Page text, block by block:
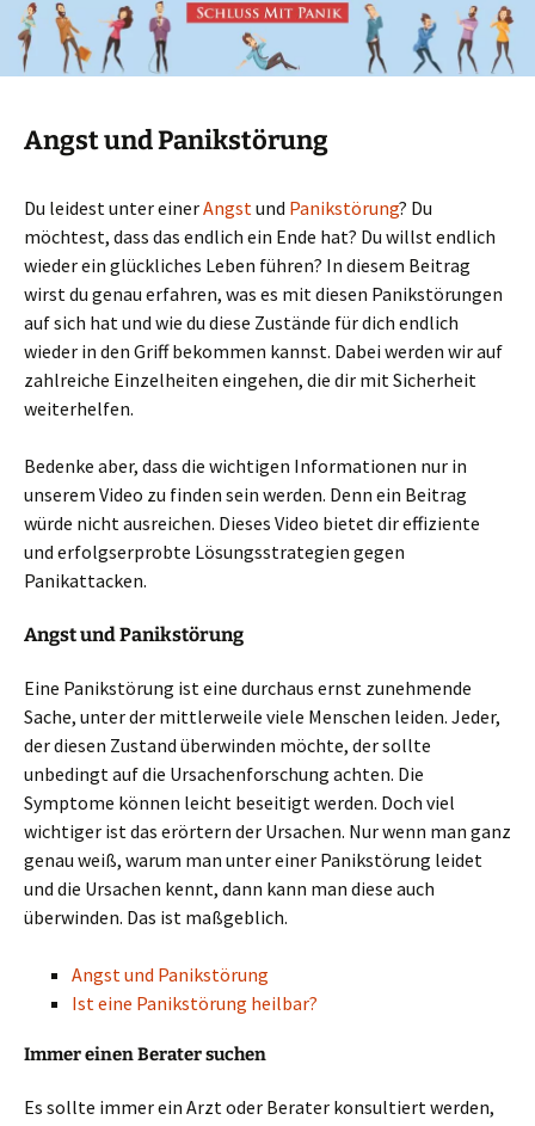
Angst und Panikstörung
Du leidest unter einerAngstund Panikstörung? Du
möchtest, dass das endlich ein Ende hat? Du willst endlich
wieder ein glückliches Leben führen? In diesem Beitrag
wirst du genau erfahren, was es mit diesen Panikstörungen
auf sich hat und wie du diese Zustände für dich endlich
wieder in den Griff bekommen kannst. Dabei werden wir auf
zahlreiche Einzelheiten eingehen, die dir mit Sicherheit
weiterhelfen.
Bedenke aber, dass die wichtigen Informationen nur in
unserem Video zu finden sein werden. Denn ein Beitrag
würde nicht ausreichen. Dieses Video bietet dir effiziente
und erfolgserprobte Lösungsstrategien gegen
Panikattacken.
Angst und Panikstörung
Eine Panikstörung ist eine durchaus ernst zunehmende
Sache, unter der mittlerweile viele Menschen leiden. Jeder,
der diesen Zustand überwinden möchte, der sollte
unbedingt auf die Ursachenforschung achten. Die
Symptome können leicht beseitigt werden. Doch viel
wichtiger ist das erörtern der Ursachen. Nur wenn man ganz
genau weiß, warum man unter einer Panikstörung leidet
und die Ursachen kennt, dann kann man diese auch
überwinden. Das ist maßgeblich.
Angst und Panikstörung
Ist eine Panikstörung heilbar?
Immer einen Berater suchen
Es sollte immer ein Arzt oder Berater konsultiert werden,